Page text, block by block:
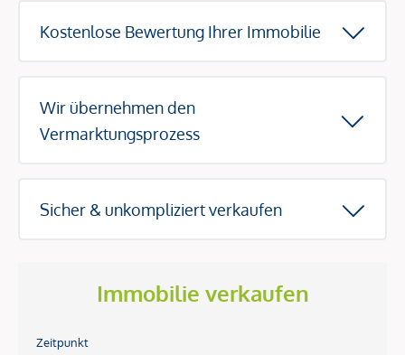
Kostenlose Bewertung Ihrer Immobilie
Wir übernehmen den
Vermarktungsprozess
Sicher & unkompliziert verkaufen
Immobilie verkaufen
Zeitpunkt